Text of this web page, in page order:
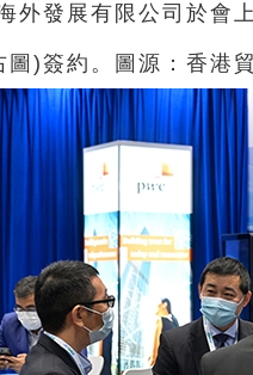
外發展有限公司於會
圖)簽約。圖源：香港